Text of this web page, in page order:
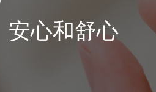
安心和舒心